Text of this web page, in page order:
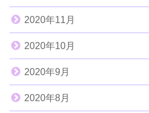
2020年11月
2020年10月
2020年9月
2020年8月